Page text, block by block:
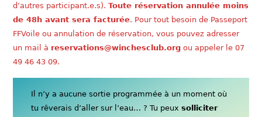
d’autres participant.e.s).Toute réservation annulée moins
de 48h avant sera facturée. Pour tout besoin de Passeport
FFVoile ou annulation de réservation, vous pouvez adresser
un mail à reservations@winchesclub.org ou appeler le 07
49 46 43 09.
Il n’y a aucune sortie programmée à un moment où
tu rêverais d’aller sur l’eau… ? Tu peuxsolliciter